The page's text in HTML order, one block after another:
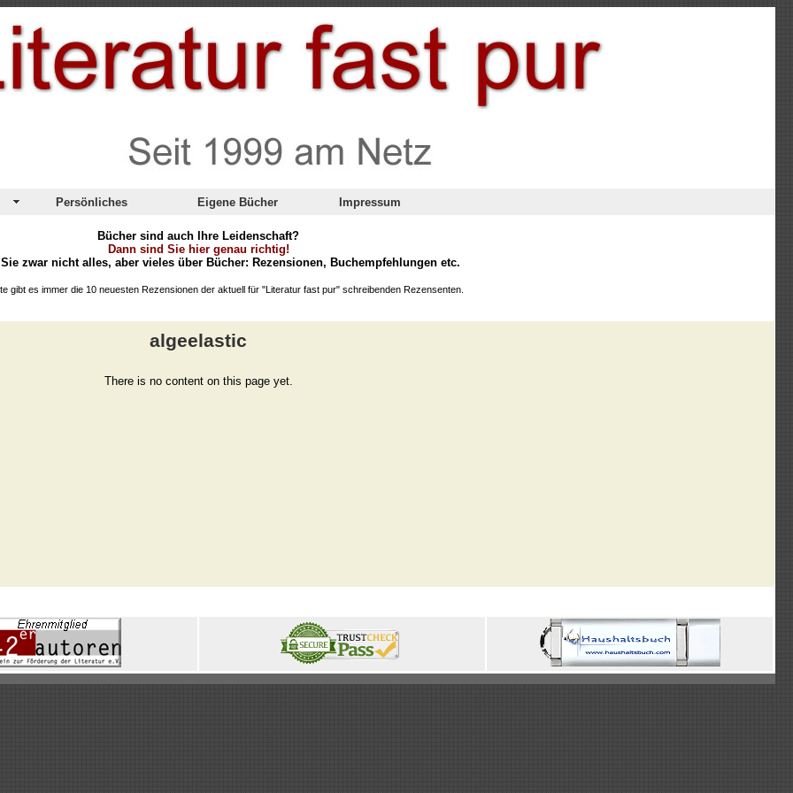
Persönliches Eigene Bücher Impressum
Bücher sind auch Ihre Leidenschaft?
Dann sind Sie hier genau richtig!
zwar nicht alles, aber vieles über Bücher: Rezensionen, Buchempfehlungen etc.
gibt es immer die 10 neuesten Rezensionen der aktuell für "Literatur fast pur" schreibenden Rezensenten.
algeelastic
There is no content on this page yet.